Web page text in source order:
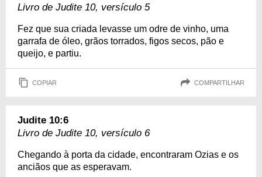
Livro de Judite 10, versículo 5
Fez que sua criada levasse um odre de vinho, uma
garrafa de óleo, grãos torrados, figos secos, pão e
queijo, e partiu.
COPIAR COMPARTILHAR
Judite 10:6
Livro de Judite 10, versículo 6
Chegando à porta da cidade, encontraram Ozias e os
anciãos que as esperavam.